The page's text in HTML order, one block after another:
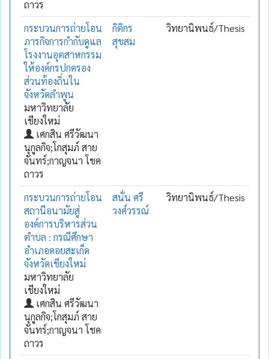
ถาวร
กระบวนการถ่ายโอน
ภารกิจการกำกับดูแล
โรงงานอุตสาหกรรม
ให้องค์กรปกครอง
ส่วนท้องถิ่นใน
จังหวัดลำพูน
มหาวิทยาลัย
เชียงใหม่
เศกสิน ศรีวัฒนา
นุกูลกิจ;โกสุมภ์ สาย
จันทร์;กาญจนา โชค
ถาวร
กิติกร
สุขสม
วิทยานิพนธ์/Thesis
กระบวนการถ่ายโอน
สถานีอนามัยสู่
องค์การบริหารส่วน
ตำบล : กรณีศึกษา
อำเภอดอยสะเก็ด
จังหวัดเชียงใหม่
มหาวิทยาลัย
เชียงใหม่
เศกสิน ศรีวัฒนา
นุกูลกิจ;โกสุมภ์ สาย
จันทร์;กาญจนา โชค
ถาวร
สนั่น ศรี
วงศ์วรรณ์
วิทยานิพนธ์/Thesis